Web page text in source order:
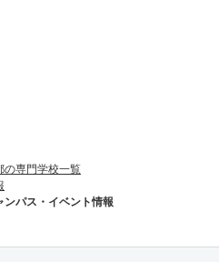
の専門学校一覧
ンパス・イベント情報